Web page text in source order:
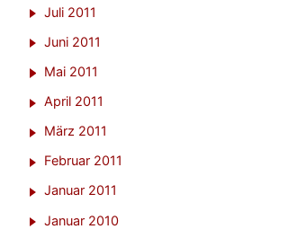
Juli 2011
Juni 2011
Mai 2011
April 2011
März 2011
Februar 2011
Januar 2011
Januar 2010